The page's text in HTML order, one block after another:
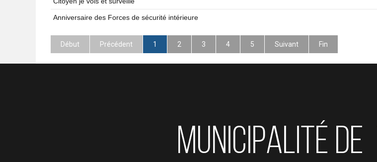
Anniversaire des Forces de sécurité intérieure
Début Précédent 1 2 3 4 5 Suivant Fin
MUNICIPALITÉ DE